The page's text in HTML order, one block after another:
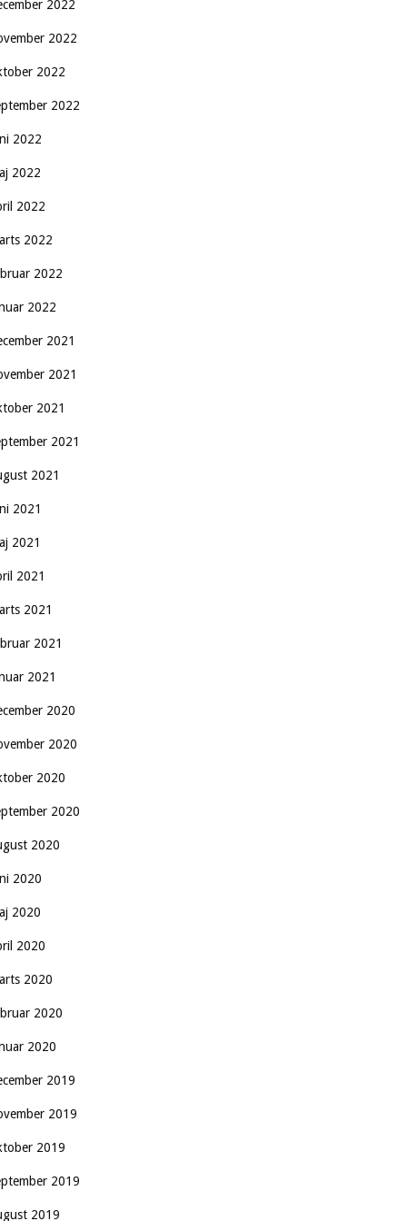
2022
2022
2022
2022
2022
2022
2022
2022
2022
2022
2021
2021
2021
2021
2021
2021
2021
2021
2021
2021
2021
2020
2020
2020
2020
2020
2020
2020
2020
2020
2020
2020
2019
2019
2019
2019
2019